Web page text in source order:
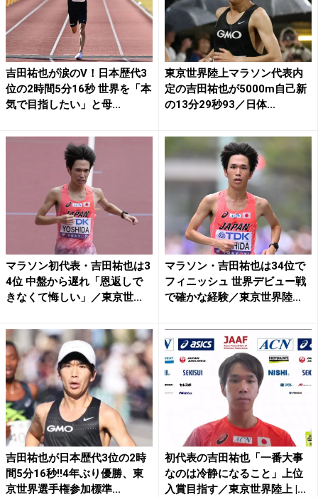
吉田祐也が涙のV！日本歴代3
位の2時間5分16秒 世界を「本
気で目指したい」と母...
東京世界陸上マラソン代表内
定の吉田祐也が5000m自己新
の13分29秒93／日体...
マラソン初代表・吉田祐也は3
4位 中盤から遅れ「恩返しで
きなくて悔しい」／東京世...
マラソン・吉田祐也は34位で
フィニッシュ 世界デビュー戦
で確かな経験／東京世界陸...
吉田祐也が日本歴代3位の2時
間5分16秒!!4年ぶり優勝、東
京世界選手権参加標準...
初代表の吉田祐也「一番大事
なのは冷静になること」上位
入賞目指す／東京世界陸上 |...